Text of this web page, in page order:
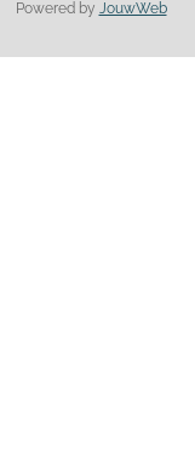
Powered by JouwWeb